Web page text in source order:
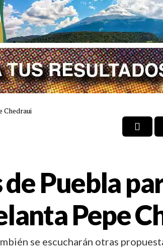
Chedraui
Puebla
Pepe
se escucharán otras